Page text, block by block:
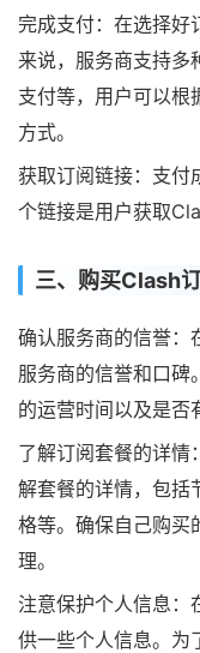
完成支付：在选择好
来说，服务商支持多
支付等，用户可以根
方式。
获取订阅链接：支付
个链接是用户获取
三、购买Clash
确认服务商的信誉：
服务商的信誉和口碑
的运营时间以及是否
了解订阅套餐的详情
解套餐的详情，包括
格等。确保自己购买
理。
注意保护个人信息：
供一些个人信息。为